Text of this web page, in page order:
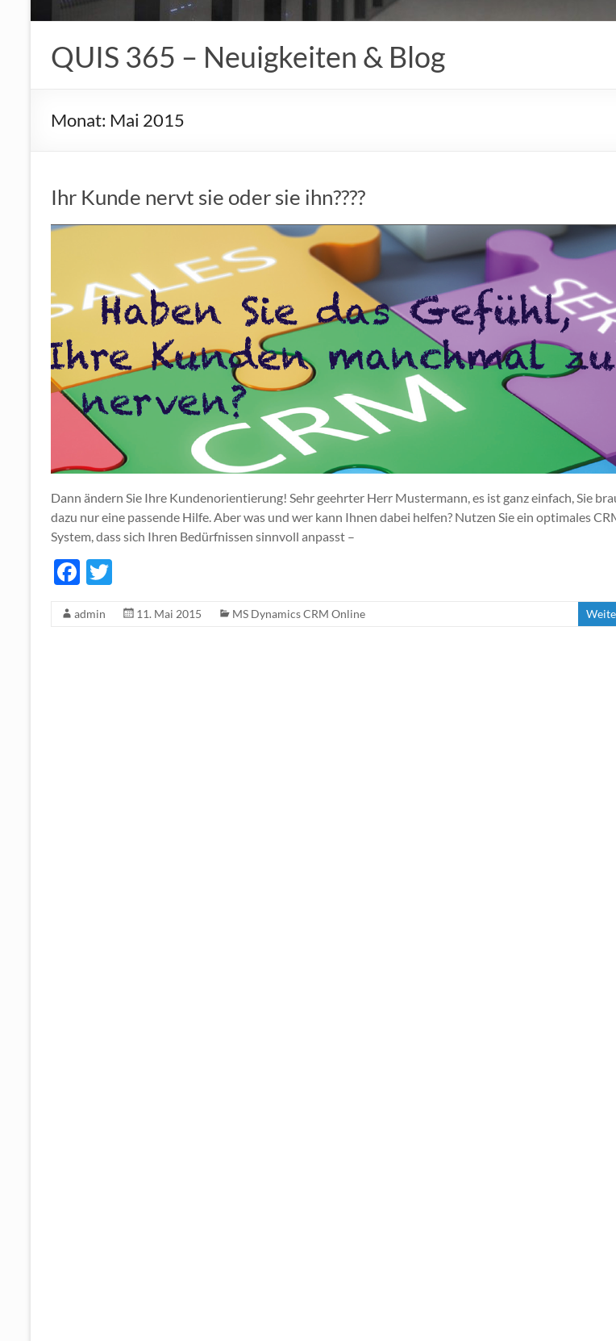
QUIS 365 – Neuigkeiten & Blog
Monat: Mai 2015
Ihr Kunde nervt sie oder sie ihn????
Dann ändern Sie Ihre Kundenorientierung! Sehr geehrter Herr Mustermann, es ist ganz einfach, Sie
dazu nur eine passende Hilfe. Aber was und wer kann Ihnen dabei helfen? Nutzen Sie ein optimales
System, dass sich Ihren Bedürfnissen sinnvoll anpasst –
F
e
itt
admin 11. Mai 2015 MS Dynamics CRM Online